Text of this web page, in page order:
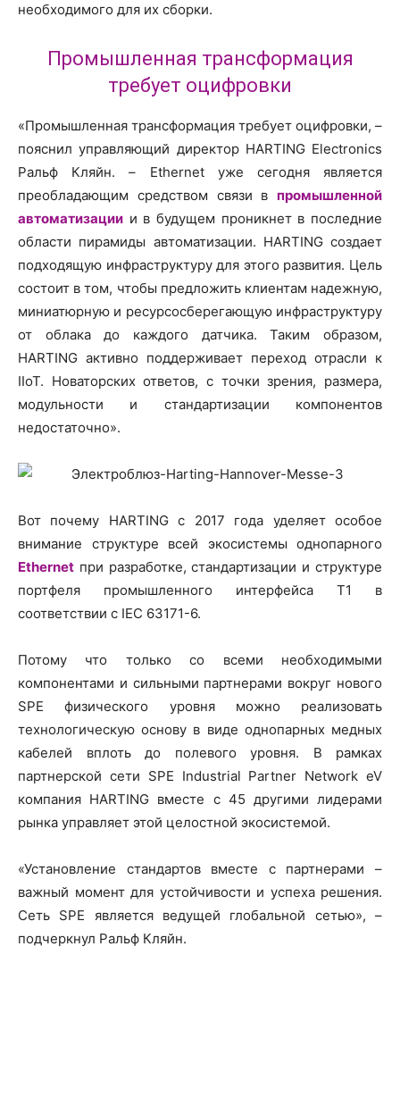
необходимого для их сборки.
Промышленная трансформация
требует оцифровки
«Промышленная трансформация требует оцифровки, –
пояснил управляющий директор HARTING Electronics
Ральф Кляйн. – Ethernet уже сегодня является
преобладающим средством связи в промышленной
автоматизации и в будущем проникнет в последние
области пирамиды автоматизации. HARTING создает
подходящую инфраструктуру для этого развития. Цель
состоит в том, чтобы предложить клиентам надежную,
миниатюрную и ресурсосберегающую инфраструктуру
от облака до каждого датчика. Таким образом,
HARTING активно поддерживает переход отрасли к
IIoT. Новаторских ответов, с точки зрения, размера,
модульности и стандартизации компонентов
недостаточно».
Вот почему HARTING с 2017 года уделяет особое
внимание структуре всей экосистемы однопарного
Ethernet при разработке, стандартизации и структуре
портфеля промышленного интерфейса T1 в
соответствии с IEC 63171-6.
Потому что только со всеми необходимыми
компонентами и сильными партнерами вокруг нового
SPE физического уровня можно реализовать
технологическую основу в виде однопарных медных
кабелей вплоть до полевого уровня. В рамках
партнерской сети SPE Industrial Partner Network eV
компания HARTING вместе с 45 другими лидерами
рынка управляет этой целостной экосистемой.
«Установление стандартов вместе с партнерами –
важный момент для устойчивости и успеха решения.
Сеть SPE является ведущей глобальной сетью», –
подчеркнул Ральф Кляйн.